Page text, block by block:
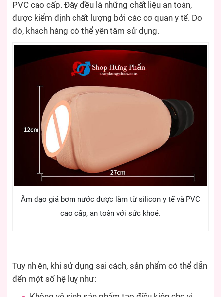
PVC cao cấp. Đây đều là những chất liệu an toàn,
được kiểm định chất lượng bởi các cơ quan y tế. Do
đó, khách hàng có thể yên tâm sử dụng.
Âm đạo giả bơm nước được làm từ silicon y tế và PVC
cao cấp, an toàn với sức khoẻ.
Tuy nhiên, khi sử dụng sai cách, sản phẩm có thể dẫn
đến một số hệ luỵ như: